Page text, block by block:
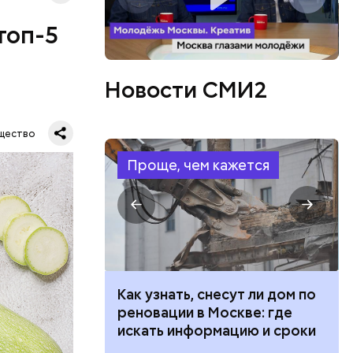
5
день, и
Новости СМИ2
Проще, чем кажется
тысяч
при
кто может
нужны
Как узнать, снесут ли дом по
реновации в Москве: где
искать информацию и сроки